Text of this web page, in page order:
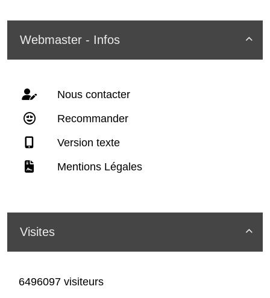

Webmaster - Infos
Nous contacter
Recommander
Version texte
Mentions Légales

Visites
6496097 visiteurs